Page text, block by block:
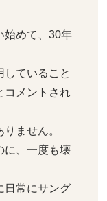
始めて、30年
していること
コメントされ
ません。
に、一度も壊
日常にサング